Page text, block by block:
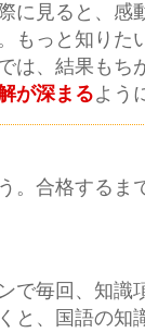
に見ると、感
もっと知りた
は、結果もち
が深まるよう
。合格するま
で毎回、知識
と、国語の知